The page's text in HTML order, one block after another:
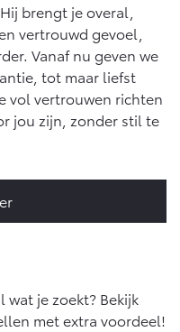
brengt je overal,
vertrouwd gevoel,
Vanaf nu geven we
tot maar liefst
vol vertrouwen richten
jou zijn, zonder stil te
wat je zoekt? Bekijk
met extra voordeel!